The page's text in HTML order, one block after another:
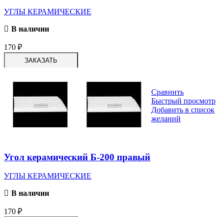
УГЛЫ КЕРАМИЧЕСКИЕ
В наличии
170 ₽
ЗАКАЗАТЬ
Сравнить
Быстрый просмотр
Добавить в список
желаний
Угол керамический Б-200 правый
УГЛЫ КЕРАМИЧЕСКИЕ
В наличии
170 ₽